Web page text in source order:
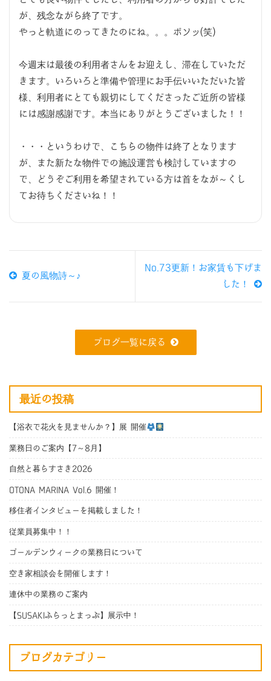
が、残念ながら終了です。
やっと軌道にのってきたのにね。。。ボソッ(笑)
今週末は最後の利用者さんをお迎えし、滞在していただ
きます。いろいろと準備や管理にお手伝いいただいた皆
様、利用者にとても親切にしてくださったご近所の皆様
には感謝感謝です。本当にありがとうございました！！
・・・というわけで、こちらの物件は終了となります
が、また新たな物件での施設運営も検討していますの
で、どうぞご利用を希望されている方は首をなが～くし
てお待ちくださいね！！
夏の風物詩～♪
No.73更新！お家賃も下げま
した！
ブログ一覧に戻る
最近の投稿
【浴衣で花火を見ませんか？】展 開催
業務日のご案内【7～8月】
自然と暮らすさき2026
OTONA MARINA Vol.6 開催！
移住者インタビューを掲載しました！
従業員募集中！！
ゴールデンウィークの業務日について
空き家相談会を開催します！
連休中の業務のご案内
【SUSAKIふらっとまっぷ】展示中！
ブログカテゴリー